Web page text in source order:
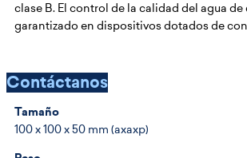
clase B. El control de la calidad del agua de
garantizado en dispositivos dotados de
Contáctanos
Tamaño
100 x 100 x 50 mm (axaxp)